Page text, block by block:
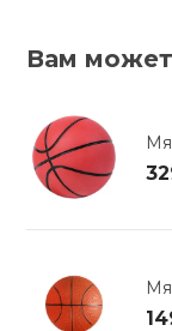
Вам